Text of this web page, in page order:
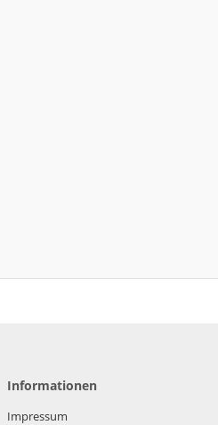
Informationen
Impressum